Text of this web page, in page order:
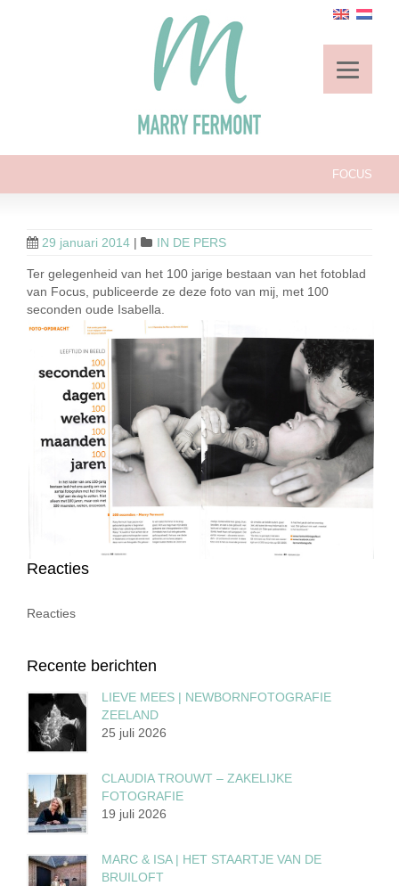
FOCUS
29 januari 2014 | IN DE PERS
Ter gelegenheid van het 100 jarige bestaan van het fotoblad
van Focus, publiceerde ze deze foto van mij, met 100
seconden oude Isabella.
Reacties
Reacties
Recente berichten
LIEVE MEES | NEWBORNFOTOGRAFIE
ZEELAND
25 juli 2026
CLAUDIA TROUWT – ZAKELIJKE
FOTOGRAFIE
19 juli 2026
MARC & ISA | HET STAARTJE VAN DE
BRUILOFT